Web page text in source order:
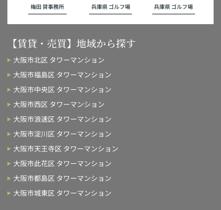
梅田 貸事務所 兵庫県 ゴルフ場 兵庫県 ゴルフ場
【賃貸・売買】地域から探す
大阪市北区 タワーマンション
大阪市福島区 タワーマンション
大阪市中央区 タワーマンション
大阪市西区 タワーマンション
大阪市浪速区 タワーマンション
大阪市淀川区 タワーマンション
大阪市天王寺区 タワーマンション
大阪市此花区 タワーマンション
大阪市都島区 タワーマンション
大阪市城東区 タワーマンション